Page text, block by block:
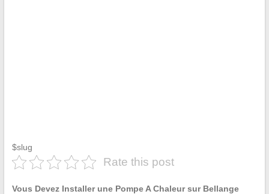
$slug
Rate this post
Vous Devez Installer une Pompe A Chaleur sur Bellange